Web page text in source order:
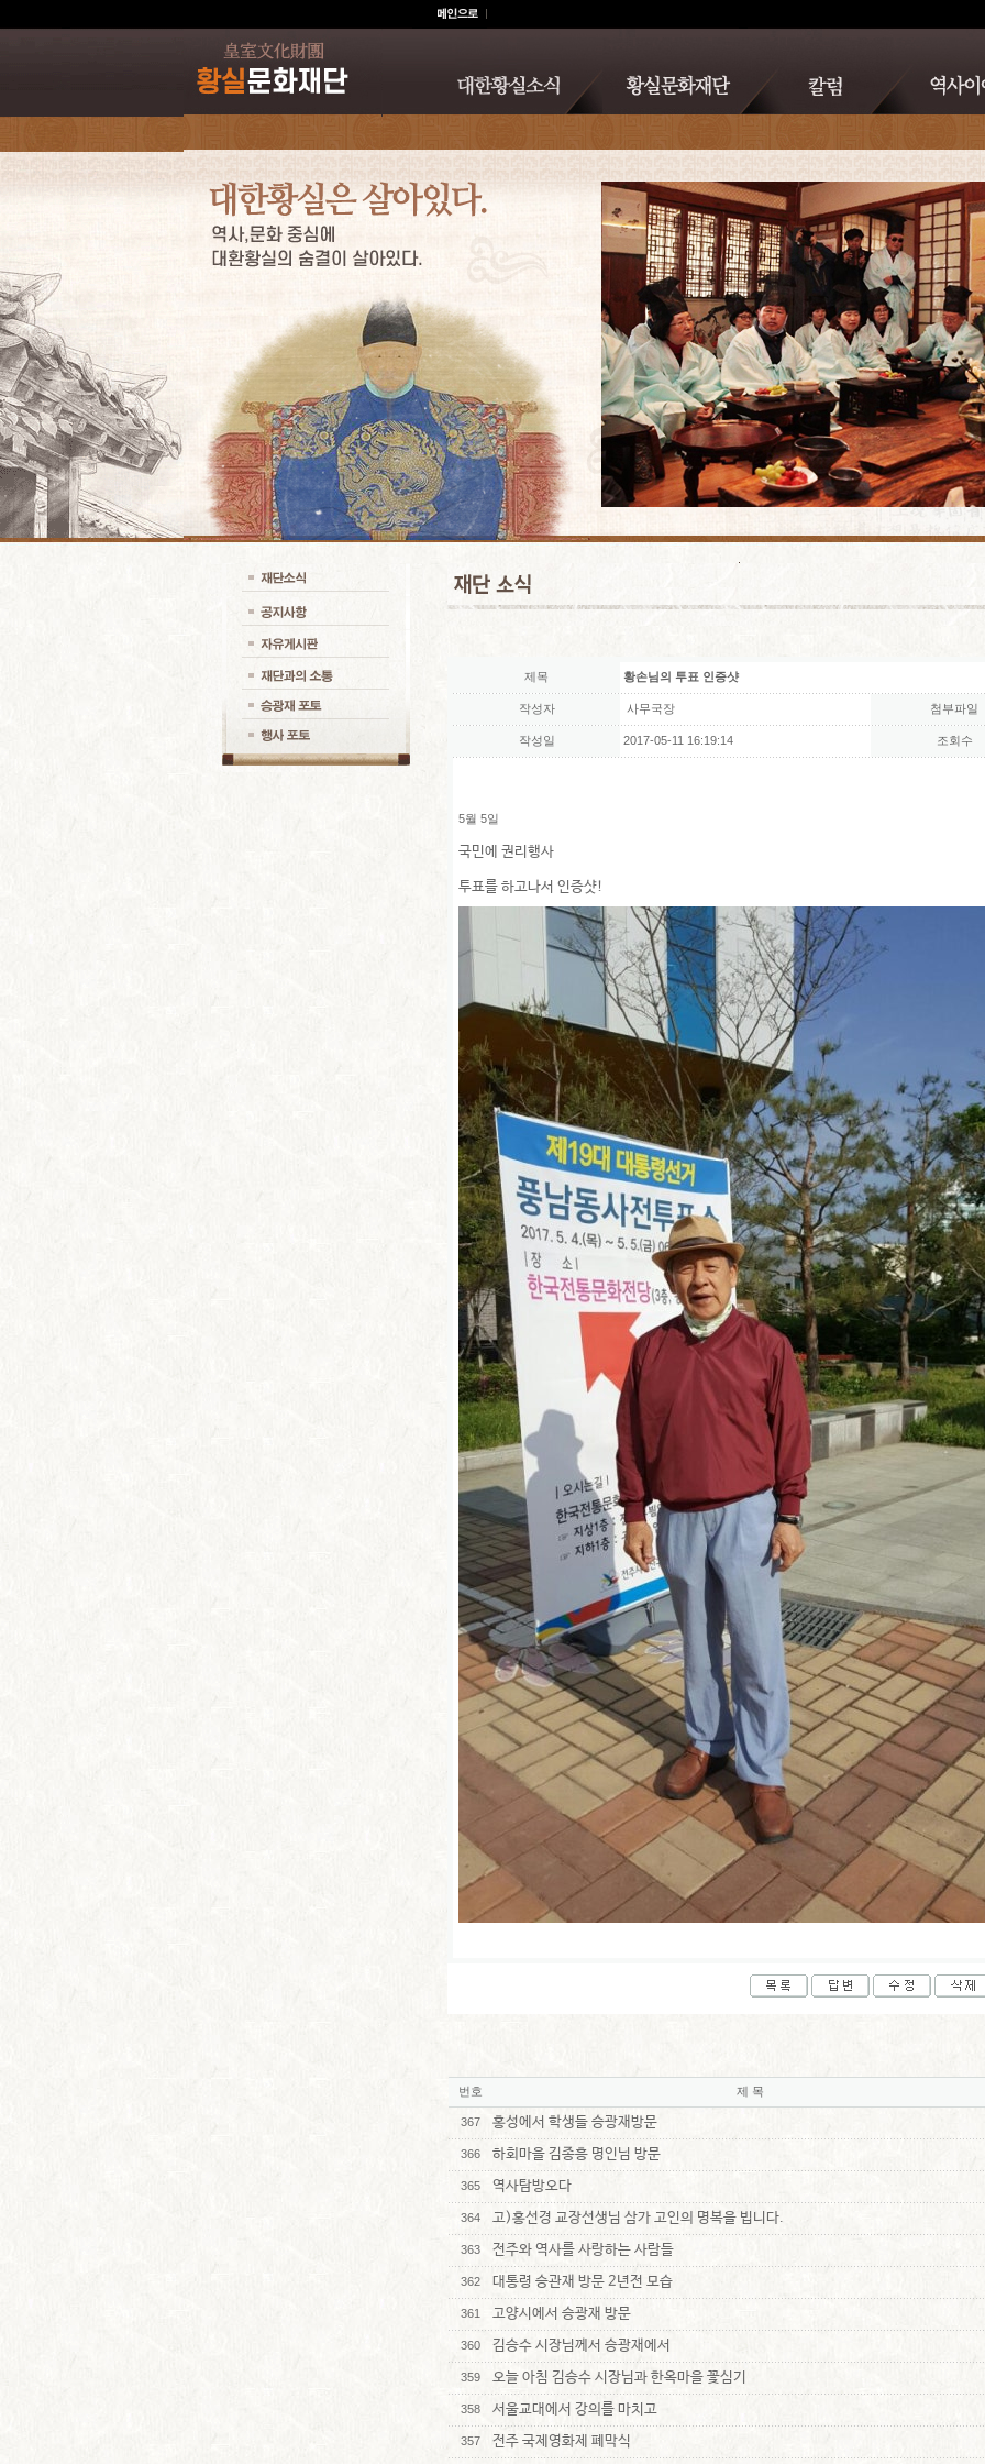
제목 황손님의 투표 인증샷
작성자 사무국장 첨부파일
작성일 2017-05-11 16:19:14 조회수
5월 5일
국민에 권리행사
투표를 하고나서 인증샷!
번호 제 목
367 홍성에서 학생들 승광재방문
366 하회마을 김종흥 명인님 방문
365 역사탐방오다
364 고)홍선경 교장선생님 삼가 고인의 명복을 빕니다.
363 전주와 역사를 사랑하는 사람들
362 대통령 승관재 방문 2년전 모습
361 고양시에서 승광재 방문
360 김승수 시장님께서 승광재에서
359 오늘 아침 김승수 시장님과 한옥마을 꽃심기
358 서울교대에서 강의를 마치고
357 전주 국제영화제 폐막식